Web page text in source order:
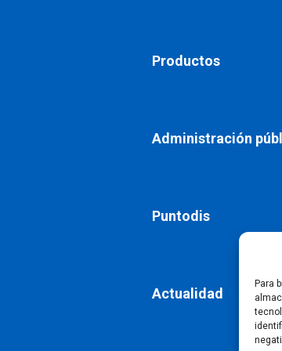
Para
Productos
Administración
Puntodis
Actualidad